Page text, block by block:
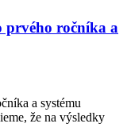
prvého ročníka a
a systému
že na výsledky